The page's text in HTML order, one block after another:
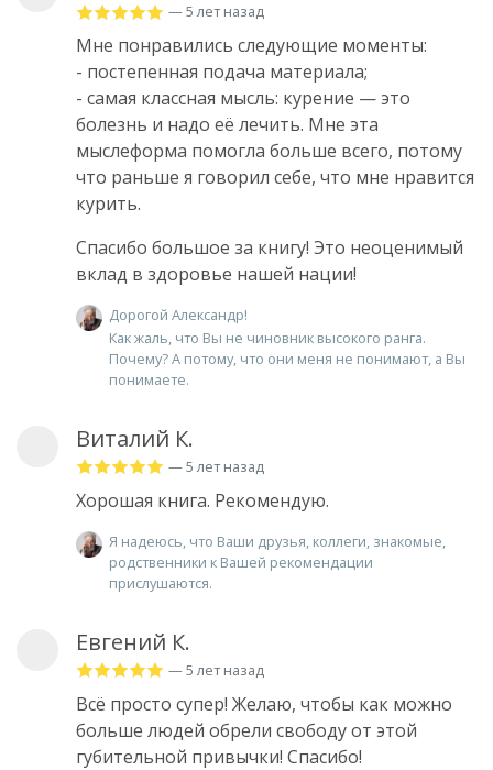
— 5 лет назад
Мне понравились следующие моменты:
- постепенная подача материала;
- самая классная мысль: курение — это
болезнь и надо её лечить. Мне эта
мыслеформа помогла больше всего, потому
что раньше я говорил себе, что мне нравится
курить.
Спасибо большое за книгу! Это неоценимый
вклад в здоровье нашей нации!
Дорогой Александр!
Как жаль, что Вы не чиновник высокого ранга.
Почему? А потому, что они меня не понимают, а Вы
понимаете.
Виталий К.
— 5 лет назад
Хорошая книга. Рекомендую.
Я надеюсь, что Ваши друзья, коллеги, знакомые,
родственники к Вашей рекомендации
прислушаются.
Евгений К.
— 5 лет назад
Всё просто супер! Желаю, чтобы как можно
больше людей обрели свободу от этой
губительной привычки! Спасибо!